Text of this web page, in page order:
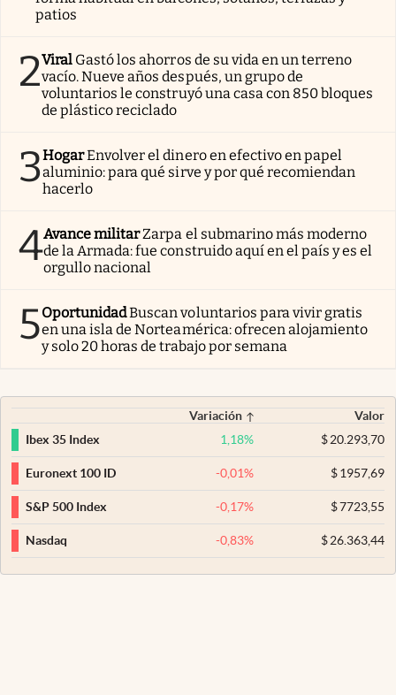
patios
2Viral Gastó los ahorros de su vida en un terreno
vacío. Nueve años después, un grupo de
voluntarios le construyó una casa con 850 bloques
de plástico reciclado
3HogarEnvolver el dinero en efectivo en papel
aluminio: para qué sirve y por qué recomiendan
hacerlo
4Avance militarZarpa el submarino más moderno
de la Armada: fue construido aquí en el país y es el
orgullo nacional
5OportunidadBuscan voluntarios para vivir gratis
en una isla de Norteamérica: ofrecen alojamiento
y solo 20 horas de trabajo por semana
Variación
Valor
Ibex 35 Index
1,18% $20.293,70
Euronext 100 ID -0,01% $1957,69
S&P 500 Index -0,17% $7723,55
Nasdaq -0,83% $26.363,44